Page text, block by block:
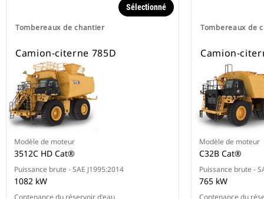
Tombereaux de chantier
Sélectionné
Camion-citerne 785D
Modèle de moteur
3512C HD Cat®
Puissance brute - SAE J1995:2014
1082 kW
Tombereaux de
Camion-
Modèle de moteur
C32B Cat®
Puissance brute -
765 kW